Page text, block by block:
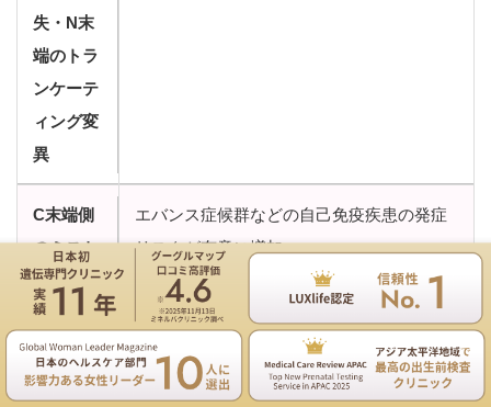
失・N末
端のトラ
ンケーテ
ィング変
異
C末端側
のミスセ
ンス変異
エバンス症候群などの自己免疫疾患の発症
リスクが有意に増加。
コイルド
コイルド
古典的な歌舞伎顔貌を欠く
鎖・乳頭欠損・甲状腺機能低下症などを伴
遺伝専門医のNIPT遺伝カウンセリングは無料
お電話 ご予約